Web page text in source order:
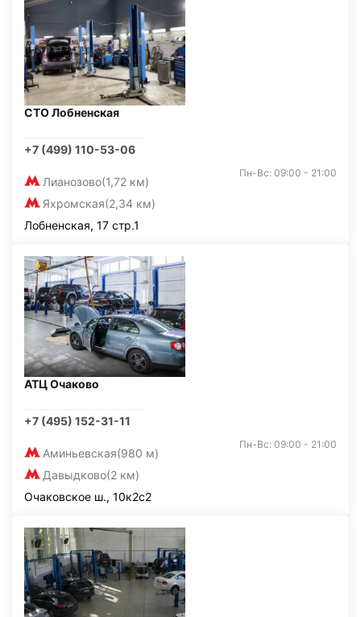
СТО Лобненская
+7 (499) 110-53-06
Лианозово(1,72 км)
Яхромская(2,34 км)
Пн-Вс: 09:00 - 21:00
Лобненская, 17 стр.1
АТЦ Очаково
+7 (495) 152-31-11
Аминьевская(980 м)
Давыдково(2 км)
Пн-Вс: 09:00 - 21:00
Очаковское ш., 10к2с2